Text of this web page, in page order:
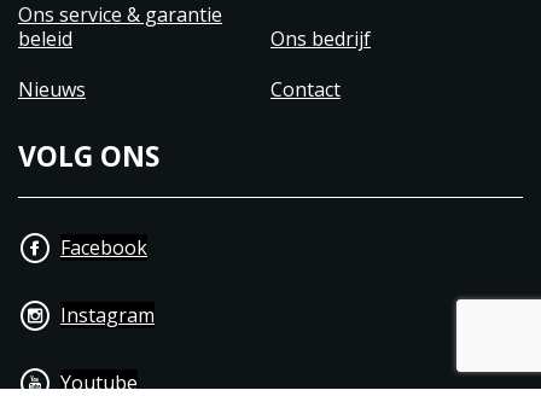
Ons service & garantie
beleid
Ons bedrijf
Nieuws
Contact
VOLG ONS
Facebook
Instagram
Youtube